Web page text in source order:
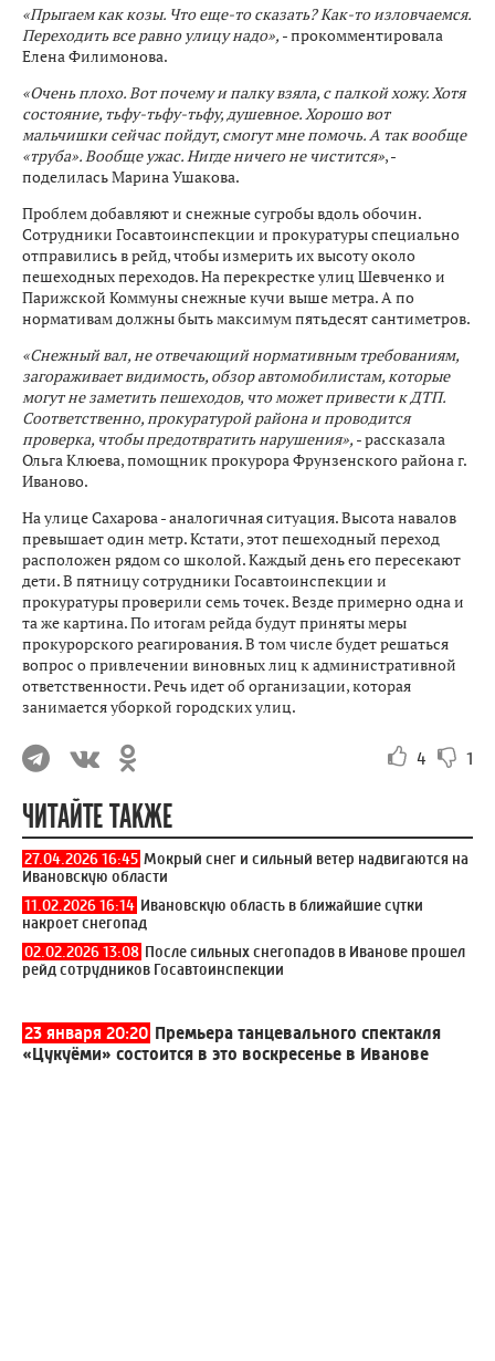
«Прыгаем как козы. Что еще-то сказать? Как-то изловчаемся.
Переходить все равно улицу надо», - прокомментировала
Елена Филимонова.
«Очень плохо. Вот почему и палку взяла, с палкой хожу. Хотя
состояние, тьфу-тьфу-тьфу, душевное. Хорошо вот
мальчишки сейчас пойдут, смогут мне помочь. А так вообще
«труба». Вообще ужас. Нигде ничего не чистится», -
поделилась Марина Ушакова.
Проблем добавляют и снежные сугробы вдоль обочин.
Сотрудники Госавтоинспекции и прокуратуры специально
отправились в рейд, чтобы измерить их высоту около
пешеходных переходов. На перекрестке улиц Шевченко и
Парижской Коммуны снежные кучи выше метра. А по
нормативам должны быть максимум пятьдесят сантиметров.
«Снежный вал, не отвечающий нормативным требованиям,
загораживает видимость, обзор автомобилистам, которые
могут не заметить пешеходов, что может привести к ДТП.
Соответственно, прокуратурой района и проводится
проверка, чтобы предотвратить нарушения», - рассказала
Ольга Клюева, помощник прокурора Фрунзенского района г.
Иваново.
На улице Сахарова - аналогичная ситуация. Высота навалов
превышает один метр. Кстати, этот пешеходный переход
расположен рядом со школой. Каждый день его пересекают
дети. В пятницу сотрудники Госавтоинспекции и
прокуратуры проверили семь точек. Везде примерно одна и
та же картина. По итогам рейда будут приняты меры
прокурорского реагирования. В том числе будет решаться
вопрос о привлечении виновных лиц к административной
ответственности. Речь идет об организации, которая
занимается уборкой городских улиц.
4 1
ЧИТАЙТЕ ТАКЖЕ
27.04.2026 16:45 Мокрый снег и сильный ветер надвигаются на
Ивановскую области
11.02.2026 16:14 Ивановскую область в ближайшие сутки
накроет снегопад
02.02.2026 13:08 После сильных снегопадов в Иванове прошел
рейд сотрудников Госавтоинспекции
23 января 20:20 Премьера танцевального спектакля
«Цукуёми» состоится в это воскресенье в Иванове